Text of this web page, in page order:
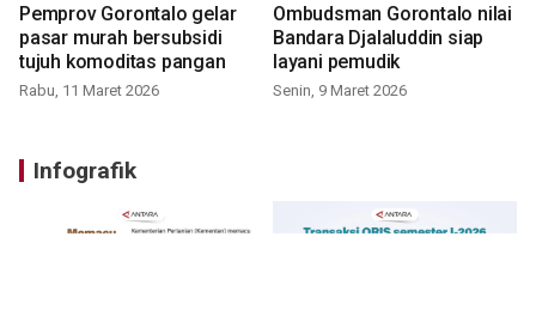
Pemprov Gorontalo gelar
pasar murah bersubsidi
tujuh komoditas pangan
Rabu, 11 Maret 2026
Ombudsman Gorontalo nilai
Bandara Djalaluddin siap
layani pemudik
Senin, 9 Maret 2026
Infografik